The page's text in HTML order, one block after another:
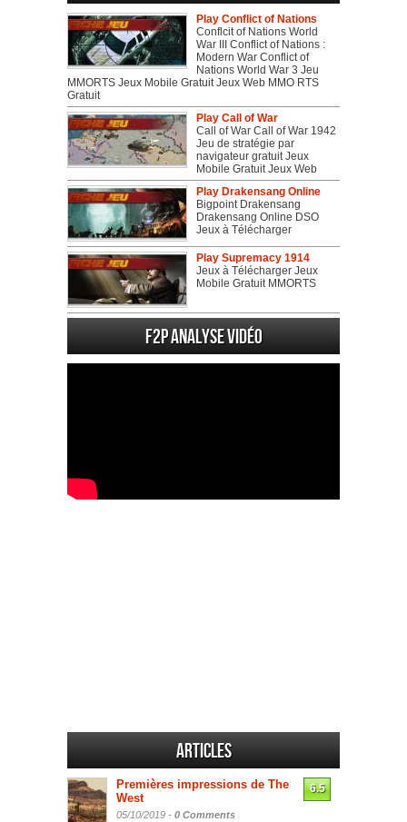
Play Conflict of Nations
Conflcit of Nations World
War III Conflict of Nations :
Modern War Conflict of
Nations World War 3 Jeu
MMORTS Jeux Mobile Gratuit Jeux Web MMO RTS
Gratuit
Play Call of War
Call of War Call of War 1942
Jeu de stratégie par
navigateur gratuit Jeux
Mobile Gratuit Jeux Web
Play Drakensang Online
Bigpoint Drakensang
Drakensang Online DSO
Jeux à Télécharger
Play Supremacy 1914
Jeux à Télécharger Jeux
Mobile Gratuit MMORTS
F2P Analyse vidéo
Articles
Premières impressions de The
West
05/10/2019 - 0 Comments
6.5